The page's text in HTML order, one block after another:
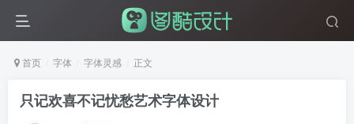
首页 字体 字体灵感 正文
只记欢喜不记忧愁艺术字体设计